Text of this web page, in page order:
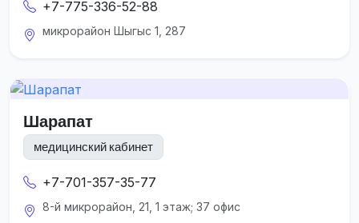
+7-775-336-52-88
микрорайон Шыгыс 1, 287
Шарапат
медицинский кабинет
+7-701-357-35-77
8-й микрорайон, 21, 1 этаж; 37 офис